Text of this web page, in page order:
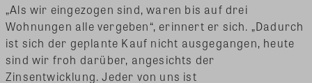
„Als wir eingezogen sind, waren bis auf drei
Wohnungen alle vergeben“, erinnert er sich. „Dadurch
ist sich der geplante Kauf nicht ausgegangen, heute
sind wir froh darüber, angesichts der
Zinsentwicklung. Jeder von uns ist